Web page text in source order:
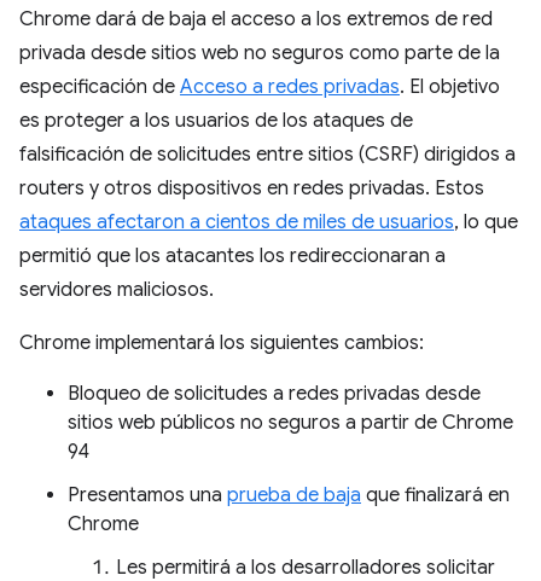
Chrome dará de baja el acceso a los extremos de red
privada desde sitios web no seguros como parte de la
especificación de Acceso a redes privadas. El objetivo
es proteger a los usuarios de los ataques de
falsificación de solicitudes entre sitios (CSRF) dirigidos a
routers y otros dispositivos en redes privadas. Estos
ataques afectaron a cientos de miles de usuarios, lo que
permitió que los atacantes los redireccionaran a
servidores maliciosos.
Chrome implementará los siguientes cambios:
Bloqueo de solicitudes a redes privadas desde
sitios web públicos no seguros a partir de Chrome
94
Presentamos una prueba de baja que finalizará en
Chrome
Les permitirá a los desarrolladores solicitar